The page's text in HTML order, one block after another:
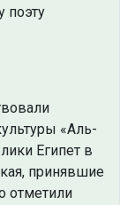
поэту
«Аль-
Египет в
принявшие
отметили